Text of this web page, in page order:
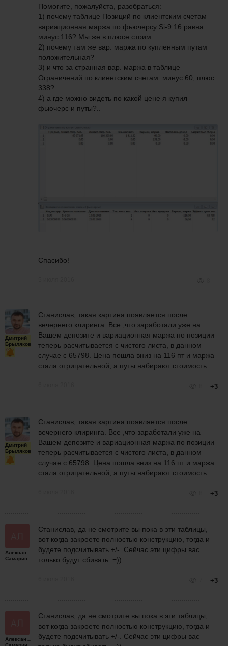
Помогите, пожалуйста, разобраться:
1) почему таблице Позиций по клиентским счетам
вариационная маржа по фьючерсу Si-9.16 равна
минус 116? Мы же в плюсе стоим...
2) почему там же вар. маржа по купленным путам
положительная?
3) и что за странная вар. маржа в таблице
Ограничений по клиентским счетам: минус 60, плюс
338?
4) а где можно видеть по какой цене я купил
фьючерс и путы?..
Спасибо!
Дмитрий
Брыляков
Станислав, такая картина появляется после
вечернего клиринга. Все ,что заработали уже на
Вашем депозите и вариационная маржа по позиции
теперь расчитывается с чистого листа, в данном
случае с 65798. Цена пошла вниз на 116 пт и маржа
стала отрицательной, а путы набирают стоимость.
+3
Дмитрий
Брыляков
Станислав, такая картина появляется после
вечернего клиринга. Все ,что заработали уже на
Вашем депозите и вариационная маржа по позиции
теперь расчитывается с чистого листа, в данном
случае с 65798. Цена пошла вниз на 116 пт и маржа
стала отрицательной, а путы набирают стоимость.
+3
Александр
Самарин
Станислав, да не смотрите вы пока в эти таблицы,
вот когда закроете полностью конструкцию, тогда и
будете подсчитывать +/-. Сейчас эти цифры вас
только будут сбивать. =))
+3
Александр
Станислав, да не смотрите вы пока в эти таблицы,
вот когда закроете полностью конструкцию, тогда и
будете подсчитывать +/-. Сейчас эти цифры вас